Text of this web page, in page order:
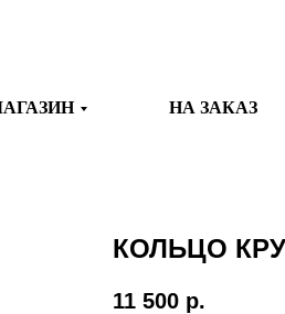
НА ЗАКАЗ
КОЛЬЦО
11 500 р.